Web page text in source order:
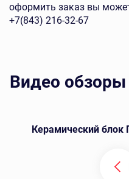
оформить заказ вы
+7(843) 216-32-67
Видео обзоры
Керамический блок